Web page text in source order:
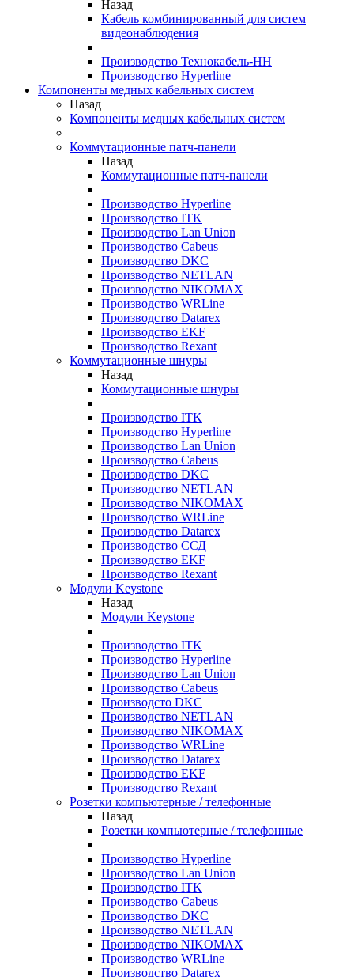
Назад
Кабель комбинированный для систем
видеонаблюдения
Производство Технокабель-НН
Производство Hyperline
Компоненты медных кабельных систем
Назад
Компоненты медных кабельных систем
Коммутационные патч-панели
Назад
Коммутационные патч-панели
Производство Hyperline
Производство ITK
Производство Lan Union
Производство Cabeus
Производство DKC
Производство NETLAN
Производство NIKOMAX
Производство WRLine
Производство Datarex
Производство EKF
Производство Rexant
Коммутационные шнуры
Назад
Коммутационные шнуры
Производство ITK
Производство Hyperline
Производство Lan Union
Производство Cabeus
Производство DKC
Производство NETLAN
Производство NIKOMAX
Производство WRLine
Производство Datarex
Производство ССД
Производство EKF
Производство Rexant
Модули Keystone
Назад
Модули Keystone
Производство ITK
Производство Hyperline
Производство Lan Union
Производство Cabeus
Производсто DKC
Производство NETLAN
Производство NIKOMAX
Производство WRLine
Производство Datarex
Производство EKF
Производство Rexant
Розетки компьютерные / телефонные
Назад
Розетки компьютерные / телефонные
Производство Hyperline
Производство Lan Union
Производство ITK
Производство Cabeus
Производство DKC
Производство NETLAN
Производство NIKOMAX
Производство WRLine
Производство Datarex